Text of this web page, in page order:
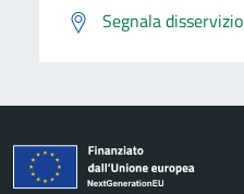
Segnala disservizio